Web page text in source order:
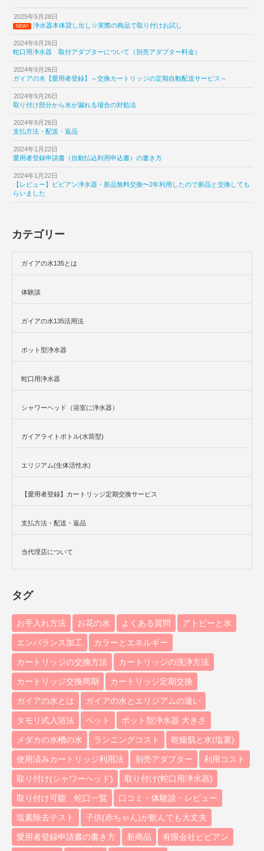
2025年5月28日
NEW! 浄水器本体貸し出し☆実際の商品で取り付けお試し
2024年9月26日
蛇口用浄水器 取付アダプターについて（別売アダプター料金）
2024年9月26日
ガイアの水【愛用者登録】～交換カートリッジの定期自動配送サービス～
2024年9月26日
取り付け部分から水が漏れる場合の対処法
2024年9月26日
支払方法・配送・返品
2024年1月22日
愛用者登録申請書（自動払込利用申込書）の書き方
2024年1月22日
【レビュー】ビビアン浄水器・新品無料交換〜2年利用したので新品と交換しても
らいました
カテゴリー
ガイアの水135とは
体験談
ガイアの水135活用法
ポット型浄水器
蛇口用浄水器
シャワーヘッド（浴室に浄水器）
ガイアライトボトル(水筒型)
エリジアム(生体活性水)
【愛用者登録】カートリッジ定期交換サービス
支払方法・配送・返品
当代理店について
タグ
お手入れ方法 お花の水 よくある質問 アトピーと水
エンバランス加工 カラーとエネルギー
カートリッジの交換方法 カートリッジの洗浄方法
カートリッジ交換周期 カートリッジ定期交換
ガイアの水とは ガイアの水とエリジアムの違い
タモリ式入浴法 ペット ポット型浄水器 大きさ
メダカの水槽の水 ランニングコスト 乾燥肌と水(塩素)
使用済みカートリッジ利用法 別売アダプター 利用コスト
取り付け(シャワーヘッド) 取り付け(蛇口用浄水器)
取り付け可能 蛇口一覧 口コミ・体験談・レビュー
塩素除去テスト 子供(赤ちゃん)が飲んでも大丈夫
愛用者登録申請書の書き方 新商品 有限会社ビビアン